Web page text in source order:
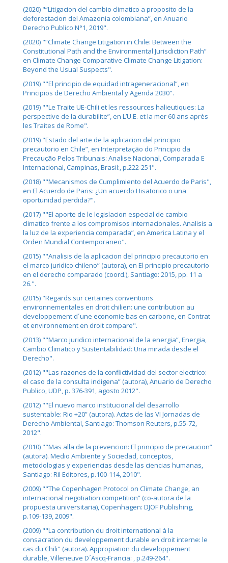
(2020) "“Litigacion del cambio climatico a proposito de la
deforestacion del Amazonia colombiana”, en Anuario
Derecho Publico N°1, 2019".
(2020) "“Climate Change Litigation in Chile: Between the
Constitutional Path and the Environmental Jurisdiction Path”
en Climate Change Comparative Climate Change Litigation:
Beyond the Usual Suspects".
(2019) ""El principio de equidad intrageneracional”, en
Principios de Derecho Ambiental y Agenda 2030".
(2019) ""Le Traite UE-Chili et les ressources halieutiques: La
perspective de la durabilite”, en L’U.E. et la mer 60 ans après
les Traites de Rome".
(2019) "Estado del arte de la aplicacion del principio
precautorio en Chile”, en Interpretação do Principio da
Precaução Pelos Tribunais: Analise Nacional, Comparada E
Internacional, Campinas, Brasil:, p.222-251".
(2018) ""Mecanismos de Cumplimiento del Acuerdo de Paris",
en El Acuerdo de Paris: ¿Un acuerdo Hisatorico o una
oportunidad perdida?".
(2017) ""El aporte de le legislacion especial de cambio
climatico frente a los compromisos internacionales. Analisis a
la luz de la experiencia comparada”, en America Latina y el
Orden Mundial Contemporaneo".
(2015) ""Analisis de la aplicacion del principio precautorio en
el marco juridico chileno” (autora), en El principio precautorio
en el derecho comparado (coord.), Santiago: 2015, pp. 11 a
26.".
(2015) "Regards sur certaines conventions
environnementales en droit chilien: une contribution au
developpement d´une economie bas en carbone, en Contrat
et environnement en droit compare".
(2013) ""Marco juridico internacional de la energia”, Energia,
Cambio Climatico y Sustentabilidad: Una mirada desde el
Derecho".
(2012) ""Las razones de la conflictividad del sector electrico:
el caso de la consulta indigena” (autora), Anuario de Derecho
Publico, UDP, p. 376-391, agosto 2012".
(2012) ""El nuevo marco institucional del desarrollo
sustentable: Rio +20” (autora). Actas de las VI Jornadas de
Derecho Ambiental, Santiago: Thomson Reuters, p.55-72,
2012".
(2010) ""Mas alla de la prevencion: El principio de precaucion”
(autora). Medio Ambiente y Sociedad, conceptos,
metodologias y experiencias desde las ciencias humanas,
Santiago: Ril Editores, p.100-114, 2010".
(2009) ""The Copenhagen Protocol on Climate Change, an
internacional negotiation competition” (co-autora de la
propuesta universitaria), Copenhagen: DJOF Publishing,
p.109-139, 2009".
(2009) ""La contribution du droit international à la
consacration du developpement durable en droit interne: le
cas du Chili" (autora). Appropiation du developpement
durable, Villeneuve D´Ascq-Francia: , p.249-264".